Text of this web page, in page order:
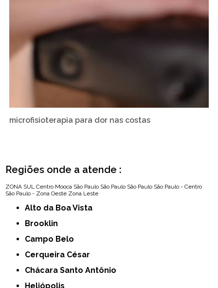
microfisioterapia para dor nas costas
Regiões onde a atende :
ZONA SUL Centro Mooca São Paulo São Paulo São Paulo São Paulo - Centro
São Paulo - Zona Oeste Zona Leste
Alto da Boa Vista
Brooklin
Campo Belo
Cerqueira César
Chácara Santo Antônio
Heliópolis